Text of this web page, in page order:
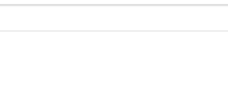
de crée plusieurs logement